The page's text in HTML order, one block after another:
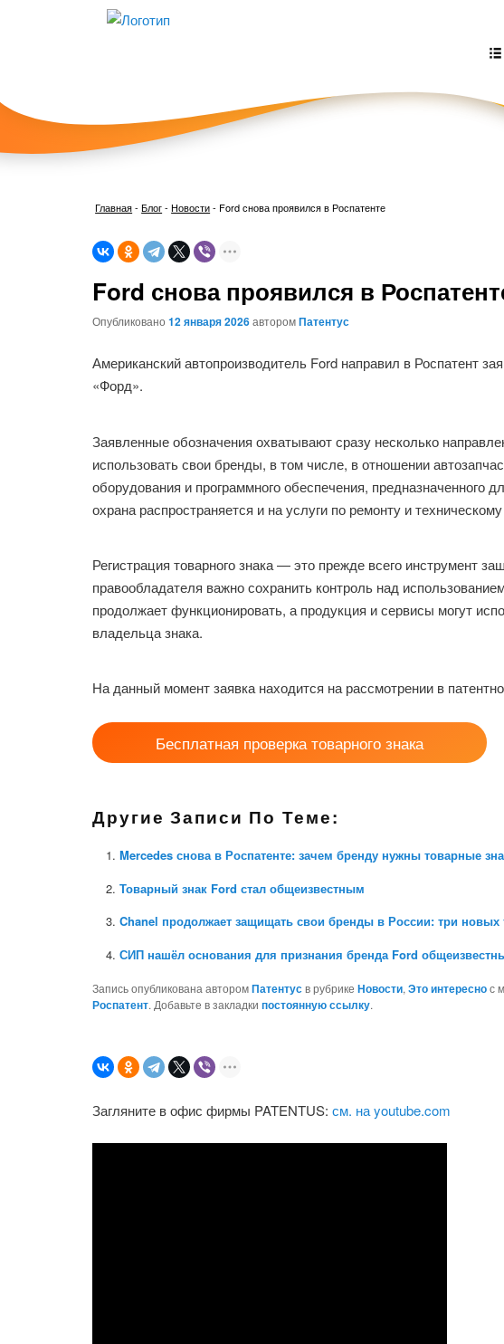
Главная-Блог- Новости- Ford снова проявился в Роспатенте
Ford снова проявился в
Опубликовано12 января 2026авторомПатентус
Американский автопроизводитель Ford направил в Роспатент
«Форд».
Заявленные обозначения охватывают сразу несколько
использовать свои бренды, в том числе, в отношении
оборудования и программного обеспечения, предназначенного
охрана распространяется и на услуги по ремонту и
Регистрация товарного знака — это прежде всего инструмент
правообладателя важно сохранить контроль над
продолжает функционировать, а продукция и сервисы могут
владельца знака.
На данный момент заявка находится на рассмотрении в
Бесплатная проверка товарного знака
Другие Записи По Теме:
Mercedes снова в Роспатенте: зачем бренду нужны товарные
Товарный знак Ford стал общеизвестным
Chanel продолжает защищать свои бренды в России: три новых
СИП нашёл основания для признания бренда Ford
Запись опубликована авторомПатентусв рубрикеНовости,Это интереснос
Роспатент. Добавьте в закладкипостоянную ссылку.
Загляните в офис фирмы PATENTUS:см. на youtube.com